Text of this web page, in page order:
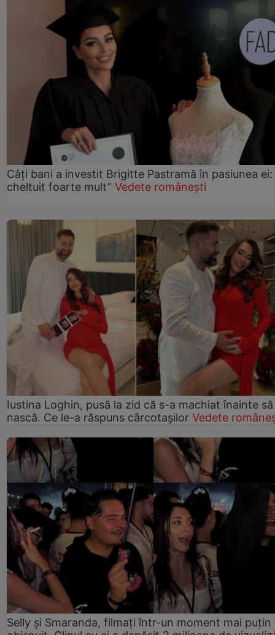
Câți bani a investit Brigitte Pastramă în pasiunea ei:
cheltuit foarte mult” Vedete românești
Iustina Loghin, pusă la zid că s-a machiat înainte să
nască. Ce le-a răspuns cârcotașilor Vedete
Selly și Smaranda, filmați într-un moment mai puțin